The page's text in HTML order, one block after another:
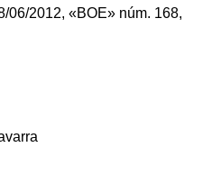
06/2012,«BOE» núm. 168,